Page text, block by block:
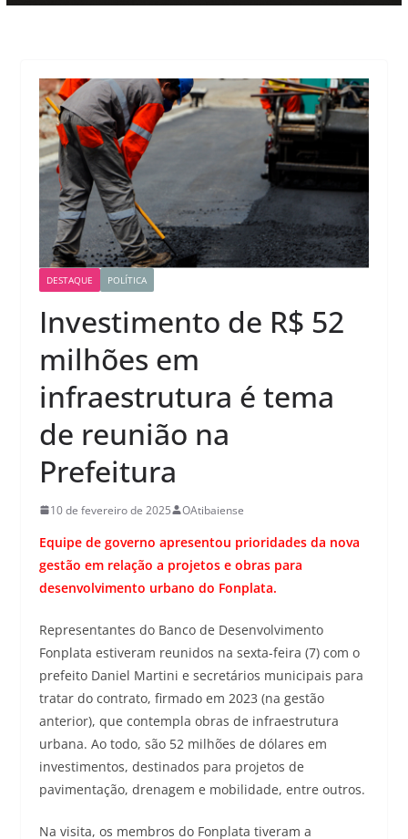
DESTAQUE POLÍTICA
Investimento de R$ 52
milhões em
infraestrutura é tema
de reunião na
Prefeitura
10 de fevereiro de 2025 OAtibaiense
Equipe de governo apresentou prioridades da nova
gestão em relação a projetos e obras para
desenvolvimento urbano do Fonplata.
Representantes do Banco de Desenvolvimento
Fonplata estiveram reunidos na sexta-feira (7) com o
prefeito Daniel Martini e secretários municipais para
tratar do contrato, firmado em 2023 (na gestão
anterior), que contempla obras de infraestrutura
urbana. Ao todo, são 52 milhões de dólares em
investimentos, destinados para projetos de
pavimentação, drenagem e mobilidade, entre outros.
Na visita, os membros do Fonplata tiveram a